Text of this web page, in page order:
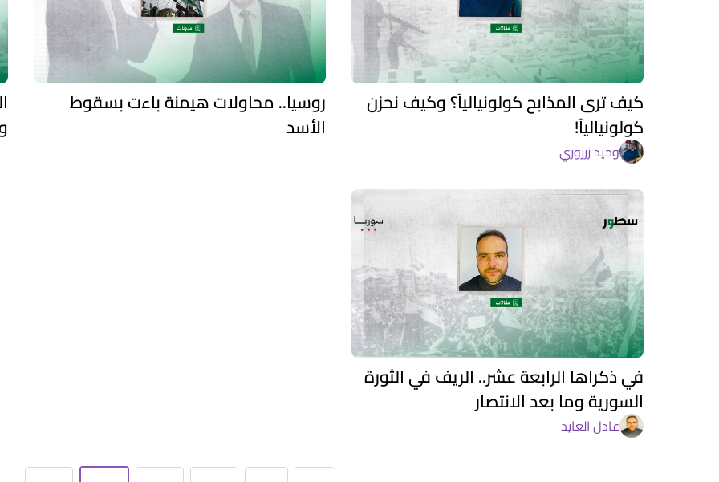
كيف ترى المذابح كولونيالياً؟ وكيف نحزن
كولونيالياً!
وحيد زرزوري
روسيا.. محاولات هيمنة باءت بسقوط
الأسد
في ذكراها الرابعة عشر.. الريف في الثورة
السورية وما بعد الانتصار
عادل العايد